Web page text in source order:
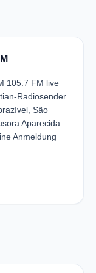
105.7 FM live
Radiosender
São
Aparecida
Anmeldung